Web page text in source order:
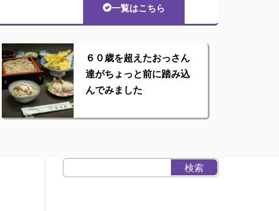
一覧はこちら
６０歳を超えたおっさん
達がちょっと前に踏み込
んでみました